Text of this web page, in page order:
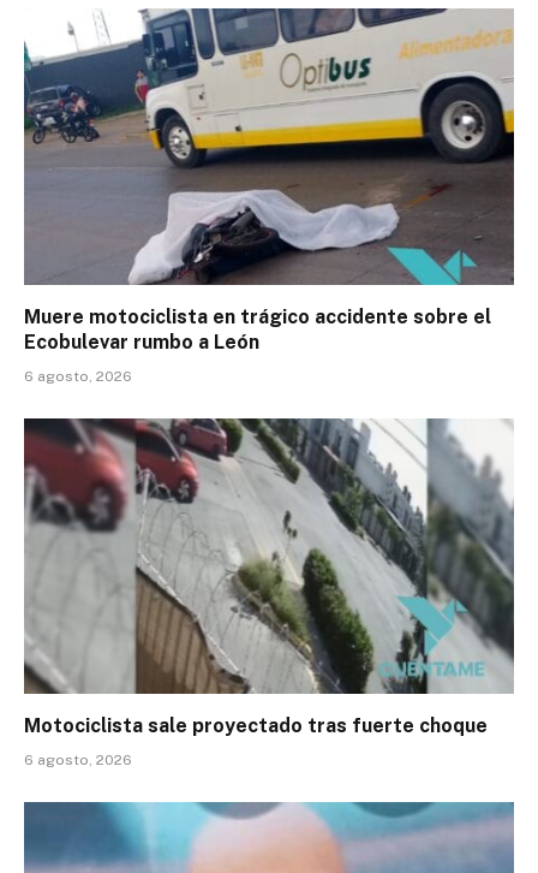
Muere motociclista en trágico accidente sobre el
Ecobulevar rumbo a León
6 agosto, 2026
Motociclista sale proyectado tras fuerte choque
6 agosto, 2026